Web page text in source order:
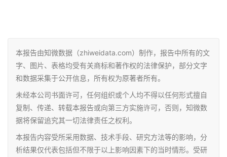
本报告由知微数据（zhiweidata.com）制作，报告中所有的文
字、图片、表格均受有关商标和著作权的法律保护，部分文字
和数据采集于公开信息，所有权为原著者所有。
未经本公司书面许可，任何组织或个人均不得以任何形式擅自
复制、传递、转载本报告或向第三方实施许可，否则，知微数
据将保留追究其一切法律责任之权利。
本报告内容受所采用数据、技术手段、研究方法等的影响，分
析结果仅代表包括但不限于以上影响因素下的当时情形。受研